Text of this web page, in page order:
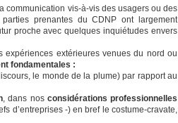
communication vis-à-vis des usagers ou des
prenantes du CDNP ont largement
proche avec quelques inquiétudes envers
expériences extérieures venues du nord ou
fondamentales :
le monde de la plume) par rapport au
, dans nos considérations professionnelles
d’entreprises -) en bref le costume-cravate,